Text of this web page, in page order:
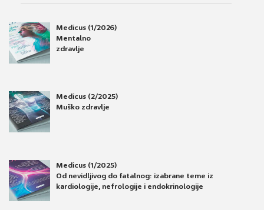
Medicus (1/2026)
Mentalno
zdravlje
Medicus (2/2025)
Muško zdravlje
Medicus (1/2025)
Od nevidljivog do fatalnog: izabrane teme iz
kardiologije, nefrologije i endokrinologije